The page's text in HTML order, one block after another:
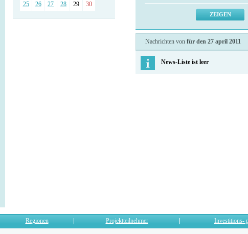
25
26 27 28 29 30
Nachrichten von für den 27 april 2011
News-Liste ist leer
Regionen Projektteilnehmer Investitions-